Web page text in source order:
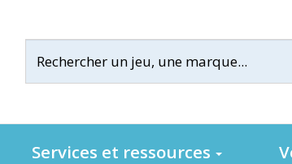
Services et ressources